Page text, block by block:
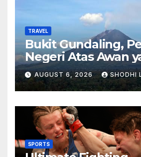
TRAVEL
Bukit Gundaling,
Negeri Atas Awan
Menyimpan
Berkesan
AUGUST 6, 2026 SHODHI
SPORTS